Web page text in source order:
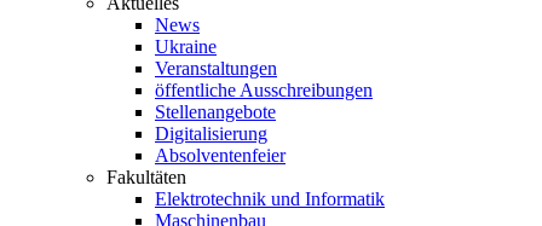
News
Ukraine
Veranstaltungen
öffentliche Ausschreibungen
Stellenangebote
Digitalisierung
Absolventenfeier
Fakultäten
Elektrotechnik und Informatik
Maschinenbau